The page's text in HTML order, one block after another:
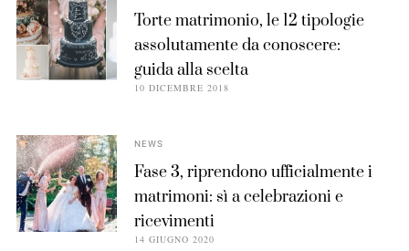
Torte matrimonio, le 12 tipologie
assolutamente da conoscere:
guida alla scelta
10 DICEMBRE 2018
NEWS
Fase 3, riprendono ufficialmente i
matrimoni: sì a celebrazioni e
ricevimenti
14 GIUGNO 2020